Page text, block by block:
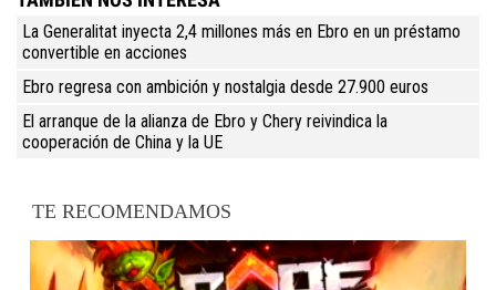
La Generalitat inyecta 2,4 millones más en Ebro en un préstamo
convertible en acciones
Ebro regresa con ambición y nostalgia desde 27.900 euros
El arranque de la alianza de Ebro y Chery reivindica la
cooperación de China y la UE
TE RECOMENDAMOS